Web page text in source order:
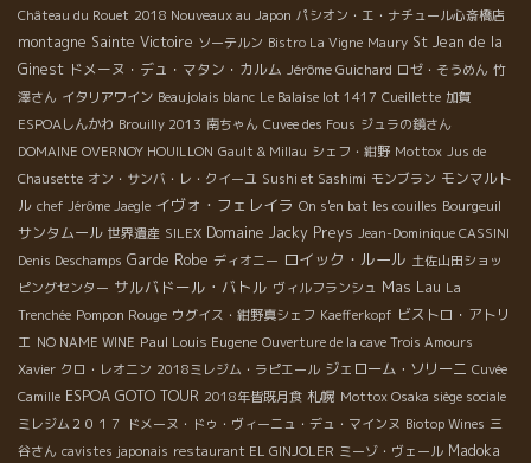
Château du Rouet 2018 Nouveaux au Japon パシオン・エ・ナチュール心斎橋店
montagne Sainte Victoire ソーテルン Bistro La Vigne Maury St Jean de la
Ginest ドメーヌ・デュ・マタン・カルム Jérôme Guichard ロゼ・そうめん 竹
澤さん イタリアワイン Beaujolais blanc Le Balaise lot 1417 Cueillette 加賀
ESPOAしんかわ Brouilly 2013 南ちゃん Cuvee des Fous ジュラの鏡さん
DOMAINE OVERNOY HOUILLON Gault & Millau シェフ・紺野 Mottox Jus de
Chausette オン・サンバ・レ・クイーユ Sushi et Sashimi モンブラン モンマルト
ル chef Jérôme Jaegle イヴォ・フェレイラ On s'en bat les couilles Bourgeuil
サンタムール 世界遺産 SILEX Domaine Jacky Preys Jean-Dominique CASSINI
Denis Deschamps Garde Robe ディオニー ロイック・ルール 土佐山田ショッ
ピングセンター サルバドール・バトル ヴィルフランシュ Mas Lau La
Trenchée Pompon Rouge ウグイス・紺野真シェフ Kaefferkopf ビストロ・アトリ
エ NO NAME WINE Paul Louis Eugene Ouverture de la cave Trois Amours
Xavier クロ・レオニン 2018ミレジム・ラピエール ジェローム・ソリーニ Cuvée
Camille ESPOA GOTO TOUR 2018年皆既月食 札幌 Mottox Osaka siège sociale
ミレジム２０１７ ドメーヌ・ドゥ・ヴィーニュ・デュ・マインヌ Biotop Wines 三
谷さん cavistes japonais restaurant EL GINJOLER ミーゾ・ヴェール Madoka